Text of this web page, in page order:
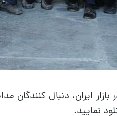
ایران، دنبال کنندگان
نمایید.